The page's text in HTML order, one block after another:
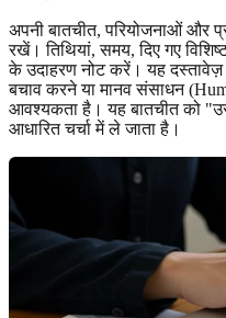
अपनी बातचीत, परियोजनाओं और
रखें। तिथियां, समय, दिए गए
के उदाहरण नोट करें। यह
बचाव करने या मानव संसाधन
आवश्यकता है। यह बातचीत को
आधारित चर्चा में ले जाता है।